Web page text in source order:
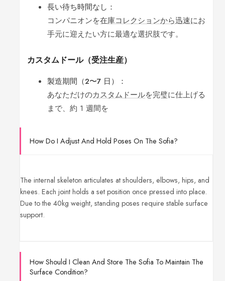
長い待ち時間なし：
コンパニオンを在庫コレクションから迅速にお
手元に迎えたい方に最適な選択肢です。
カスタムドール（受注生産）
製造期間（2〜7 日）：
あなただけのカスタムドールを完璧に仕上げる
まで、約 1 週間を
How Do I Adjust And Hold Poses On The Sofia?
The internal skeleton articulates at shoulders, elbows, hips, and
knees. Each joint holds a set position once pressed into place.
Due to the 40kg weight, standing poses require stable surface
support.
How Should I Clean And Store The Sofia To Maintain The
Surface Condition?